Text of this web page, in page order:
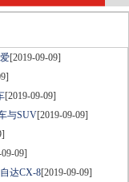
[2019-09-09]
[2019-09-09]
与SUV[2019-09-09]
09]
达CX-8[2019-09-09]